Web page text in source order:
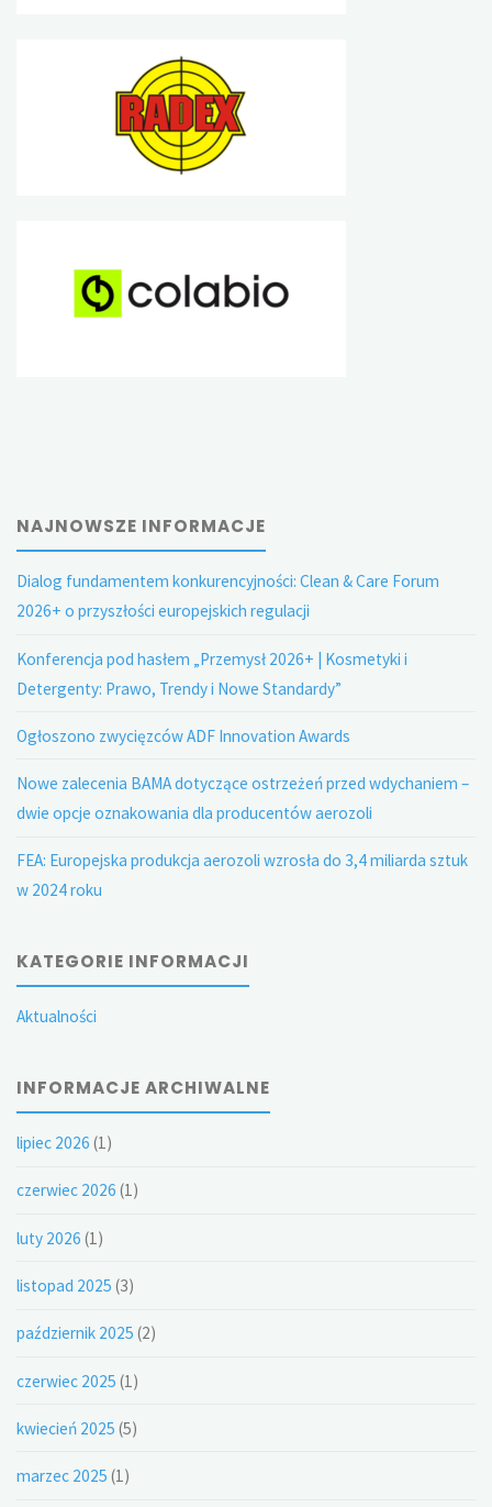
NAJNOWSZE INFORMACJE
Dialog fundamentem konkurencyjności: Clean & Care Forum
2026+ o przyszłości europejskich regulacji
Konferencja pod hasłem „Przemysł 2026+ | Kosmetyki i
Detergenty: Prawo, Trendy i Nowe Standardy”
Ogłoszono zwycięzców ADF Innovation Awards
Nowe zalecenia BAMA dotyczące ostrzeżeń przed wdychaniem –
dwie opcje oznakowania dla producentów aerozoli
FEA: Europejska produkcja aerozoli wzrosła do 3,4 miliarda sztuk
w 2024 roku
KATEGORIE INFORMACJI
Aktualności
INFORMACJE ARCHIWALNE
lipiec 2026 (1)
czerwiec 2026 (1)
luty 2026 (1)
listopad 2025 (3)
październik 2025 (2)
czerwiec 2025 (1)
kwiecień 2025 (5)
marzec 2025 (1)